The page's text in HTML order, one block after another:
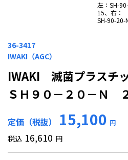
左：SH-90-
15、右：
SH-90-20-
36-3417
IWAKI（AGC）
IWAKI 滅菌プラスチ
ＳＨ９０－２０－Ｎ
定価（税抜） 15,100 円
税込 16,610 円